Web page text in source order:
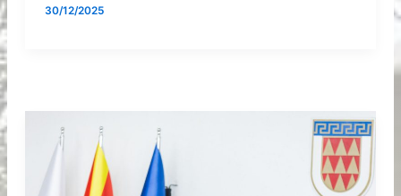
30/12/2025